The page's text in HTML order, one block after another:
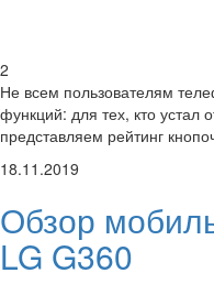
2
Не всем пользователям
функций: для тех, кто устал
представляем рейтинг
18.11.2019
Обзор
LG G360